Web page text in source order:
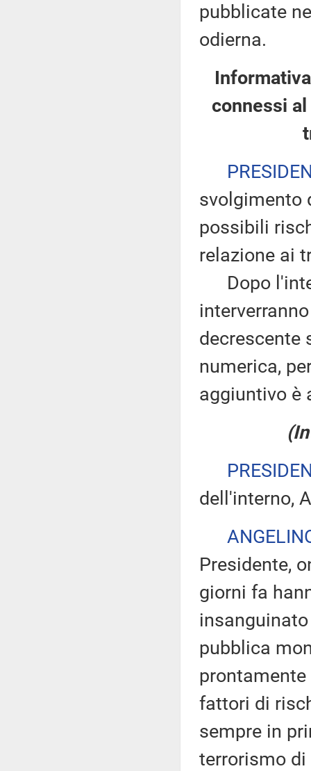
pubblicate
odierna.
connessi
svolgimento
possibili
relazione ai
Dopo
decrescente
numerica,
aggiuntivo è
dell'interno,
Presidente,
giorni fa
pubblica
fattori di
sempre in
terrorismo